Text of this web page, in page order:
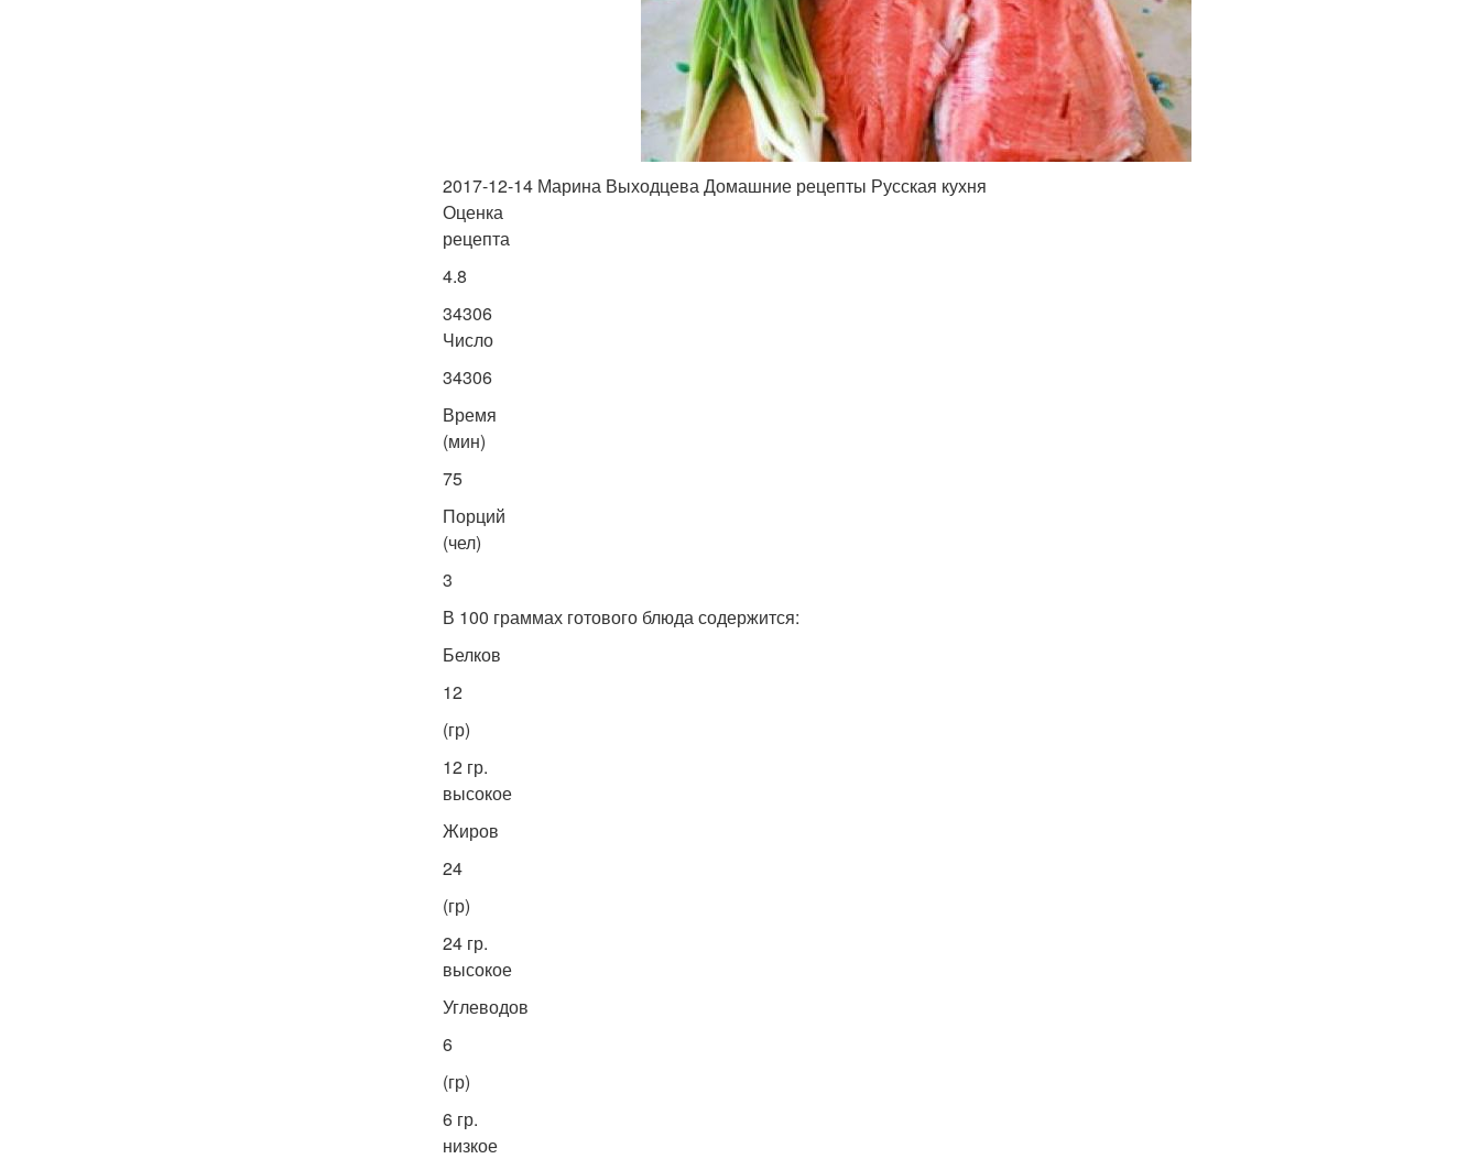
2017-12-14 Марина Выходцева Домашние рецепты Русская кухня
Оценка
рецепта
4.8
34306
Число
34306
Время
(мин)
75
Порций
(чел)
3
В 100 граммах готового блюда содержится:
Белков
12
(гр)
12 гр.
высокое
Жиров
24
(гр)
24 гр.
высокое
Углеводов
6
(гр)
6 гр.
низкое